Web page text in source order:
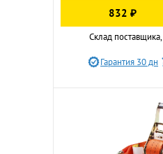
832 ₽
Склад
Гарантия 30 дн